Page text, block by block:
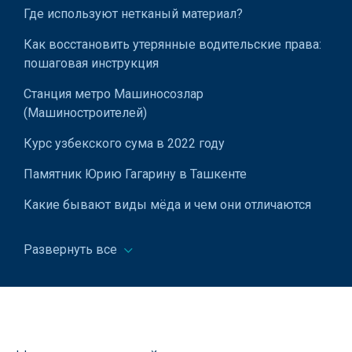
Экспорт сельскохозяйственной продукции
Экспорт соков
Экспорт спецодежды
Экспорт изделий из стекла
Экспорт стройматериалов
Экспорт сухофруктов
Где используют нетканый материал?
Как восстановить утерянные водительские права:
пошаговая инструкция
Станция метро Машиносозлар
(Машиностроителей)
Курс узбекского сума в 2022 году
Памятник Юрию Гагарину в Ташкенте
Какие бывают виды мёда и чем они отличаются
продаже вещей в Узбекистане в 2025 году?
Как выбрать хороший, но недорогой кондиционер
Развернуть все